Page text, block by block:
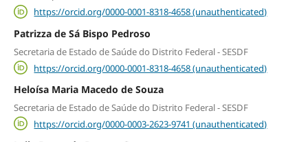
https://orcid.org/0000-0001-8318-4658 (unauthenticated)
Patrizza de Sá Bispo Pedroso
Secretaria de Estado de Saúde do Distrito Federal - SESDF
https://orcid.org/0000-0001-8318-4658 (unauthenticated)
Heloísa Maria Macedo de Souza
Secretaria de Estado de Saúde do Distrito Federal - SESDF
https://orcid.org/0000-0003-2623-9741 (unauthenticated)